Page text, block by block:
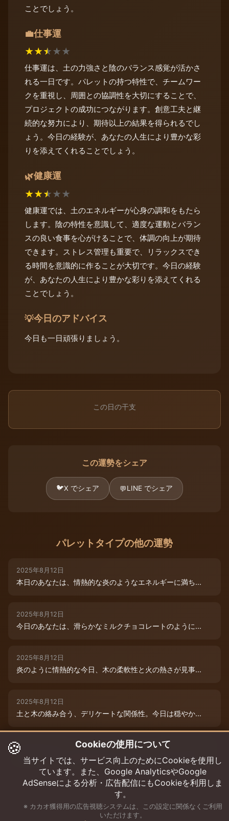
ことでしょう。
💼仕事運
★★★★★
仕事運は、土の力強さと陰のバランス感覚が活かさ
れる一日です。パレットの持つ特性で、チームワー
クを重視し、周囲との協調性を大切にすることで、
プロジェクトの成功につながります。創意工夫と継
続的な努力により、期待以上の結果を得られるでし
ょう。今日の経験が、あなたの人生により豊かな彩
りを添えてくれることでしょう。
🌿健康運
★★★★★
健康運では、土のエネルギーが心身の調和をもたら
します。陰の特性を意識して、適度な運動とバラン
スの良い食事を心がけることで、体調の向上が期待
できます。ストレス管理も重要で、リラックスでき
る時間を意識的に作ることが大切です。今日の経験
が、あなたの人生により豊かな彩りを添えてくれる
ことでしょう。
💡今日のアドバイス
今日も一日頑張りましょう。
この日の干支
この運勢をシェア
🐦X でシェア 💬LINE でシェア
パレットタイプの他の運勢
2025年8月12日
本日のあなたは、情熱的な炎のようなエネルギーに満ち...
2025年8月12日
今日のあなたは、滑らかなミルクチョコレートのように...
2025年8月12日
炎のように情熱的な今日、木の柔軟性と火の熱さが見事...
2025年8月12日
土と木の絡み合う、デリケートな関係性。今日は穏やか...
2025年8月12日
本日は、木と水の絶妙な相生エネルギーが、あなたの可...
🍪 Cookieの使用について
当サイトでは、サービス向上のためにCookieを使用し
ています。また、Google AnalyticsやGoogle
AdSenseによる分析・広告配信にもCookieを利用しま
す。
※ カカオ獲得用の広告視聴システムは、この設定に関係なくご利用
いただけます。